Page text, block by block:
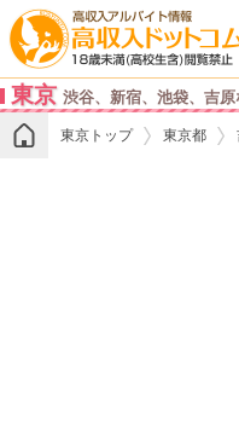
東京 渋谷、新宿、池袋、吉原
東京トップ 東京都